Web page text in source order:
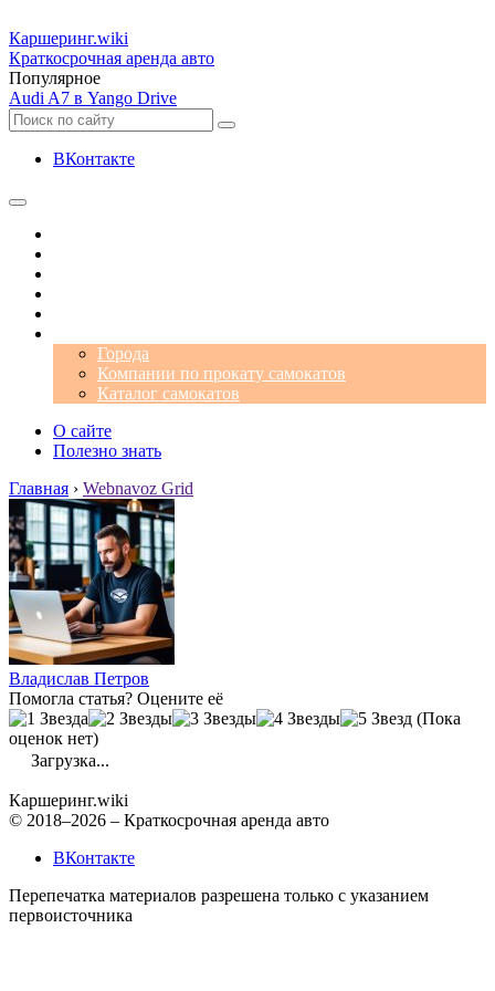
Каршеринг.wiki
Краткосрочная аренда авто
Популярное
Audi A7 в Yango Drive
ВКонтакте
Города
Компании по прокату самокатов
Каталог самокатов
О сайте
Полезно знать
Главная › Webnavoz Grid
Владислав Петров
Помогла статья? Оцените её
(Пока
оценок нет)
Загрузка...
Каршеринг.wiki
© 2018–2026 – Краткосрочная аренда авто
ВКонтакте
Перепечатка материалов разрешена только с указанием
первоисточника